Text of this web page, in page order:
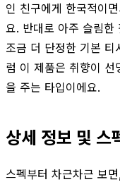
인 친구에게 한국적이
요. 반대로 아주 슬림한
조금 더 단정한 기본 티
럼 이 제품은 취향이
을 주는 타입이에요.
상세 정보 및 스
스펙부터 차근차근 보